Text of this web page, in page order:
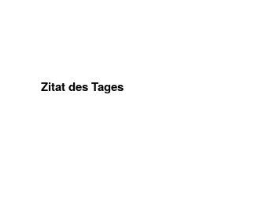
Zitat des Tages